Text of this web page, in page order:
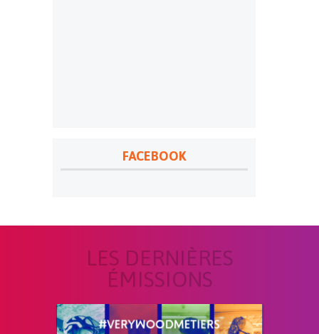
FACEBOOK
LES DERNIÈRES
ÉMISSIONS